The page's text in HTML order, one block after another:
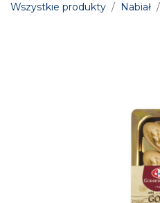
Wszystkie produkty Nabiał